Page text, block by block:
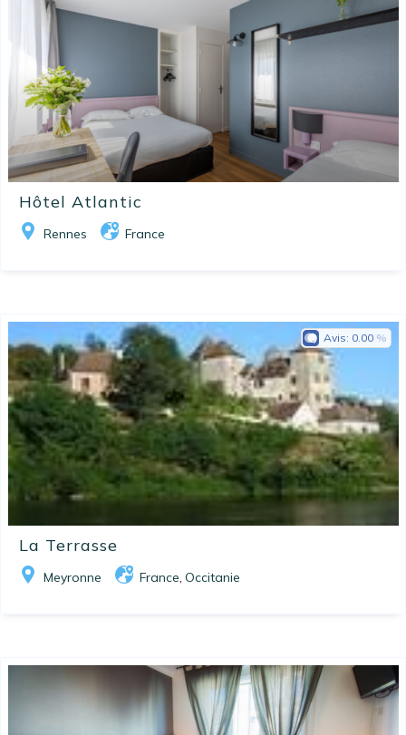
Hôtel Atlantic
Rennes France
La Terrasse
Meyronne France, Occitanie
Avis: 0.00